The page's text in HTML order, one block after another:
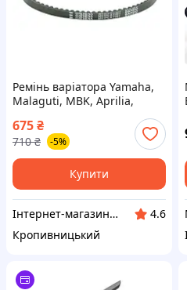
Ремінь варіатора Yamaha,
Malaguti, MBK, Aprilia,
Athena Platinum 749x16,5мм
M41PLAT001 (BANDO) ВСМ
675₴
710 ₴ -5%
Купити
Інтернет-магазин "Запчастинки"
4.6
Кропивницький